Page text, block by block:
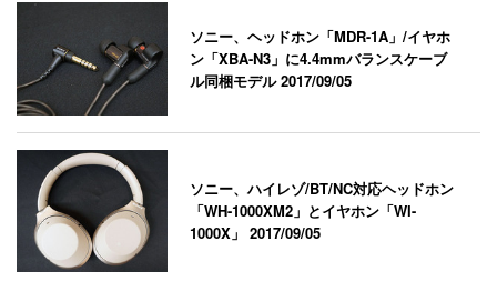
ソニー、ヘッドホン「MDR-1A」/イヤホ
ン「XBA-N3」に4.4mmバランスケーブ
ル同梱モデル2017/09/05
ソニー、ハイレゾ/BT/NC対応ヘッドホン
「WH-1000XM2」とイヤホン「WI-
1000X」2017/09/05